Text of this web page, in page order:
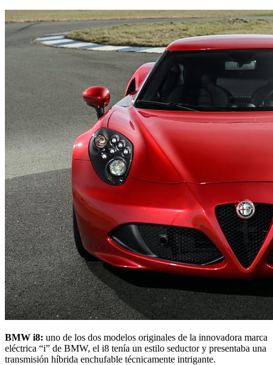
BMW i8: uno de los dos modelos originales de la innovadora marca
eléctrica “i” de BMW, el i8 tenía un estilo seductor y presentaba una
transmisión híbrida enchufable técnicamente intrigante.